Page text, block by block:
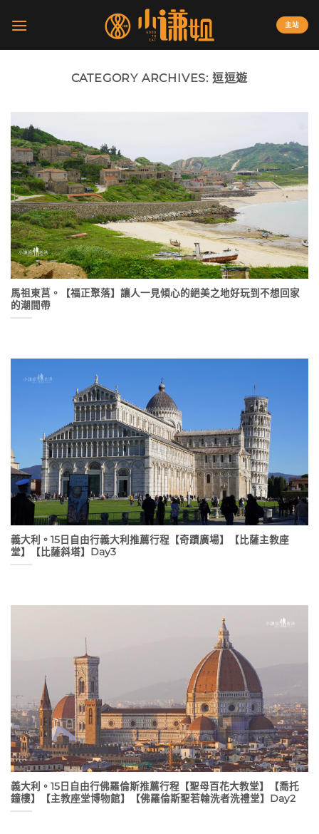
主站
CATEGORY ARCHIVES: 逗逗遊
馬祖東莒。【福正聚落】讓人一見傾心的絕美之地好玩到不想回家
的潮間帶
義大利。15日自由行義大利推薦行程【奇蹟廣場】【比薩主教座
堂】【比薩斜塔】Day3
義大利。15日自由行佛羅倫斯推薦行程【聖母百花大教堂】【喬托
鐘樓】【主教座堂博物館】【佛羅倫斯聖若翰洗者洗禮堂】Day2